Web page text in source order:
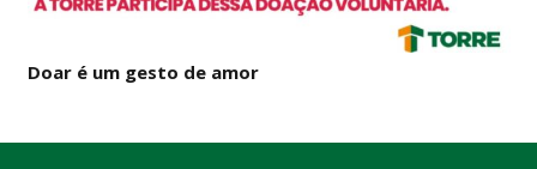
Doar é um gesto de amor